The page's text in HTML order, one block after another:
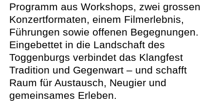
Programm aus Workshops, zwei grossen
Konzertformaten, einem Filmerlebnis,
Führungen sowie offenen Begegnungen.
Eingebettet in die Landschaft des
Toggenburgs verbindet das Klangfest
Tradition und Gegenwart – und schafft
Raum für Austausch, Neugier und
gemeinsames Erleben.